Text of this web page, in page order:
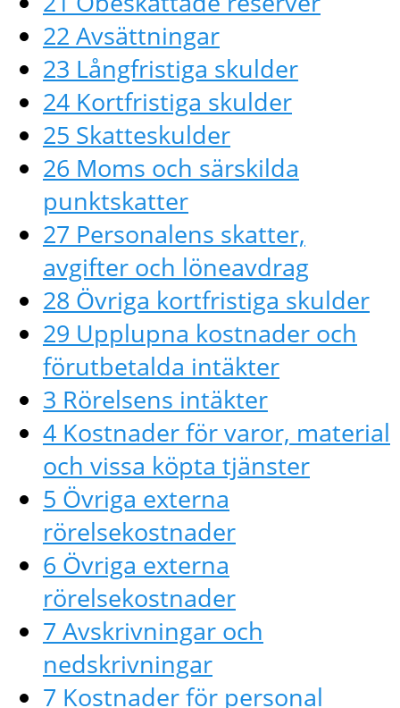
22 Avsättningar
23 Långfristiga skulder
24 Kortfristiga skulder
25 Skatteskulder
26 Moms och särskilda
punktskatter
27 Personalens skatter,
avgifter och löneavdrag
28 Övriga kortfristiga skulder
29 Upplupna kostnader och
förutbetalda intäkter
3 Rörelsens intäkter
4 Kostnader för varor, material
och vissa köpta tjänster
5 Övriga externa
rörelsekostnader
6 Övriga externa
rörelsekostnader
7 Avskrivningar och
nedskrivningar
7 Kostnader för personal